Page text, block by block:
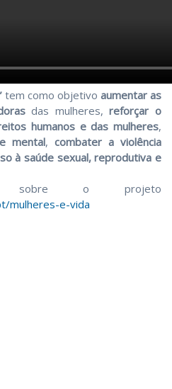
tem como objetivo aumentar as
das mulheres,reforçar o
humanos e das mulheres,
mental, combater a violência
à saúde sexual, reprodutiva e
sobre o projeto
mulheres-e-vida